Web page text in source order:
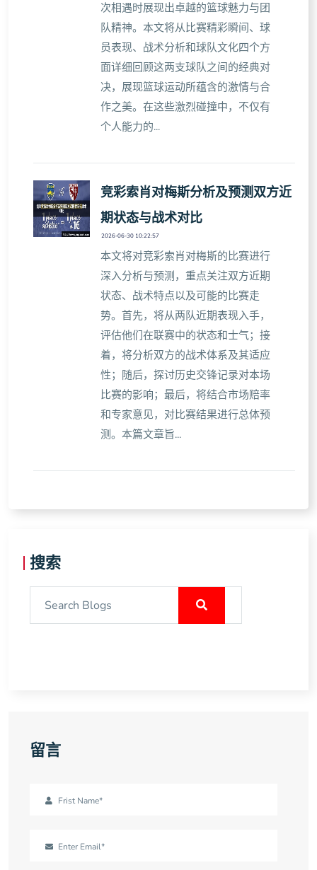
次相遇时展现出卓越的篮球魅力与团
队精神。本文将从比赛精彩瞬间、球
员表现、战术分析和球队文化四个方
面详细回顾这两支球队之间的经典对
决，展现篮球运动所蕴含的激情与合
作之美。在这些激烈碰撞中，不仅有
个人能力的...
竞彩索肖对梅斯分析及预测双方近
期状态与战术对比
2026-06-30 10:22:57
本文将对竞彩索肖对梅斯的比赛进行
深入分析与预测，重点关注双方近期
状态、战术特点以及可能的比赛走
势。首先，将从两队近期表现入手，
评估他们在联赛中的状态和士气；接
着，将分析双方的战术体系及其适应
性；随后，探讨历史交锋记录对本场
比赛的影响；最后，将结合市场赔率
和专家意见，对比赛结果进行总体预
测。本篇文章旨...
搜索
留言